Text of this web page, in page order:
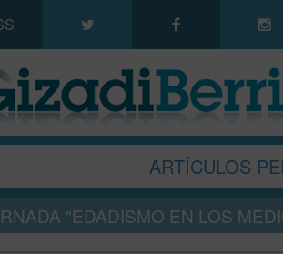
ARTÍCULOS
"EDADISMO EN LOS